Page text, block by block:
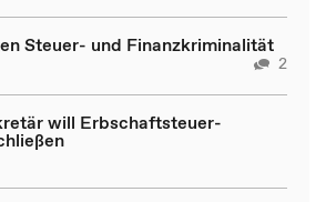
Steuer- und Finanzkriminalität
2
will Erbschaftsteuer-